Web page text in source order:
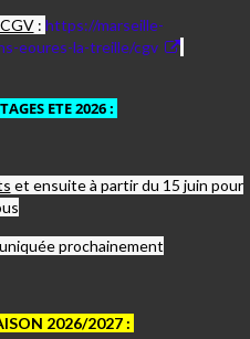
: https://marseille-
eoures-la-treille/cgv
ETE 2026:
et ensuite à partir du 15 juin pour
prochainement
2026/2027 :